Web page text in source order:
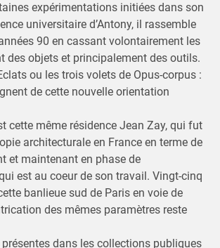
expérimentations initiées dans son
universitaire d’Antony, il rassemble
90 en cassant volontairement les
des objets et principalement des outils.
ou les trois volets de Opus-corpus :
de cette nouvelle orientation
cette même résidence Jean Zay, qui fut
architecturale en France en terme de
et maintenant en phase de
est au coeur de son travail. Vingt-cinq
banlieue sud de Paris en voie de
des mêmes paramètres reste
dans les collections publiques